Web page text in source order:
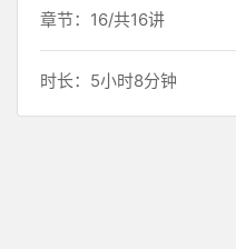
章节：16/共16讲
时长：5小时8分钟